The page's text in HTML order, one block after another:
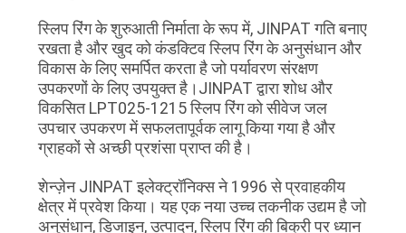
PRIVACY
POLICY
स्लिप रिंग के शुरुआती निर्माता के रूप में, JINPAT गति बनाए
रखता है और खुद को कंडक्टिव स्लिप रिंग के अनुसंधान और
विकास के लिए समर्पित करता है जो पर्यावरण संरक्षण
उपकरणों के लिए उपयुक्त है।JINPAT द्वारा शोध और
विकसित LPT025-1215 स्लिप रिंग को सीवेज जल
उपचार उपकरण में सफलतापूर्वक लागू किया गया है और
ग्राहकों से अच्छी प्रशंसा प्राप्त की है।
शेन्ज़ेन JINPAT इलेक्ट्रॉनिक्स ने 1996 से प्रवाहकीय
क्षेत्र में प्रवेश किया। यह एक नया उच्च तकनीक उद्यम है जो
अनुसंधान, डिजाइन, उत्पादन, स्लिप रिंग की बिक्री पर ध्यान